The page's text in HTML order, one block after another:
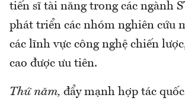
tiến sĩ tài năng trong các ngành
phát triển các nhóm nghiên cứu
các lĩnh vực công nghệ chiến
cao được ưu tiên.
Thứ năm, đẩy mạnh hợp tác